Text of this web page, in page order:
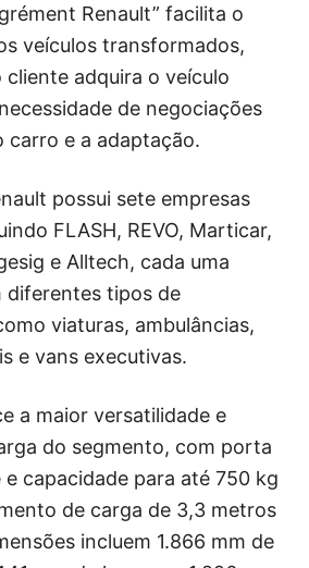
Renault” facilita o
veículos transformados,
adquira o veículo
de negociações
carro e a adaptação.
possui sete empresas
FLASH, REVO, Marticar,
e Alltech, cada uma
diferentes tipos de
viaturas, ambulâncias,
e vans executivas.
a maior versatilidade e
do segmento, com porta
capacidade para até 750 kg
de carga de 3,3 metros
incluem 1.866 mm de